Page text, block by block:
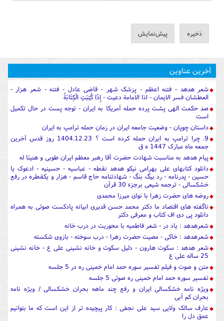
آخرین عناوین
شعر هدهد - فتنه اعظم - پزشک شهر - قاضی عادل - فتنه - شعر هزار -
العطشان فسر الایمان - اذا الامامة دعیت - إِذَا كُتِبَتِ الْكِتَابَةُ
صد حکمت الهی پشت پرده حمله آمریکا به ایران - توجه پست در حال تکمیل
است
داستان چوپان - وضعیت جامعه ایران در زمان حمله ترامپ به ایران
9. چرا ترامپ به ایران حمله کرده است ؟ 1404.12.23 روز قدس آخرین
جمعه ماه مبارک 1447 ه ق
پیام هدهد به مناسبت شهادت حضرت آقا رهبر معظم ایران طوبی و هنیئا له
دانلود کتابهای علی بهرامی نیکو هدهد نقطه - عباسیه - حسینیه - ادعوک یا
حسین - پدرنامه - رد بیگ بنگ - شهادتنامه حاج قاسم - هزار و یکقطره در رفع
خشکسالی - ترجمه شیعی برجزء 30 قرآن
روضه های حضرت زهرا با نوای میرزا محمدی
ناگفته های اقتصاد ما دکتر محمد حسن قدیری ابیانه پادکست صوتی به همراه
دانلود پی دی اف کتاب و معرفی دکتر
شعرهدهد : یاد در - شعر فاطمیه با محوریت در درب خانه
شعرهدهد : خاکی - مصیت حضرت زهرا - درب سوخته - بازوی شکسته
شعر هدهد : سکوت هارون - دلیل سکوت و خانه نشینی علی ع - خانه نشینی
25 ساله علی ع
متن و صوت و فیلم تفسیر سوره حمد امام خمینی ره در 5 جلسه
تفسیر سوره حمد امام خمینی ره صوتی 5 جلسه
ویژه نامه خشکسالی ایران و رفع چند ماهه بحران خشکسالی / ویژه نامه
بحران کم آبی
عارف سالک ولایی سید علی نجفی : کار پیچیده تر از این است که ما بتوانیم
عمق دل را